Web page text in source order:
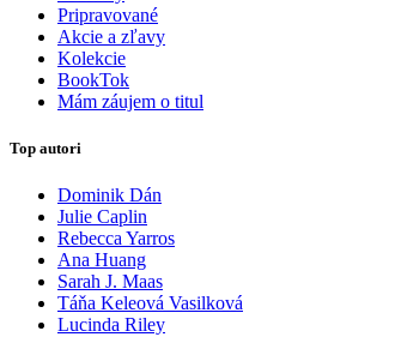
Pripravované
Akcie a zľavy
Kolekcie
BookTok
Mám záujem o titul
Top autori
Dominik Dán
Julie Caplin
Rebecca Yarros
Ana Huang
Sarah J. Maas
Táňa Keleová Vasilková
Lucinda Riley